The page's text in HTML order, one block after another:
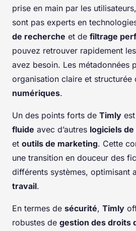
prise en main par les
sont pas experts en
de recherche et de filtrage
pouvez retrouver rapidement les
avez besoin. Les métadonnées
organisation claire et structurée
numériques.
Un des points forts de Timly
fluide avec d’autres logiciels
et outils de marketing. Cette
une transition en douceur des
différents systèmes, optimisant
travail.
En termes de sécurité, Timly
robustes de gestion des droits